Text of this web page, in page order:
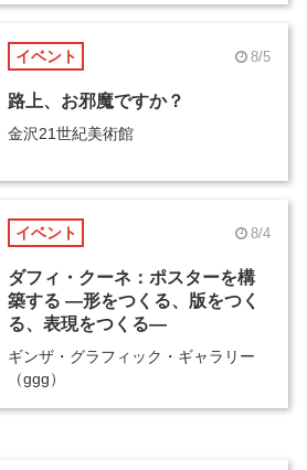
イベント 8/5
路上、お邪魔ですか？
金沢21世紀美術館
イベント 8/4
ダフィ・クーネ：ポスターを構
築する ―形をつくる、版をつく
る、表現をつくる―
ギンザ・グラフィック・ギャラリー
（ggg）